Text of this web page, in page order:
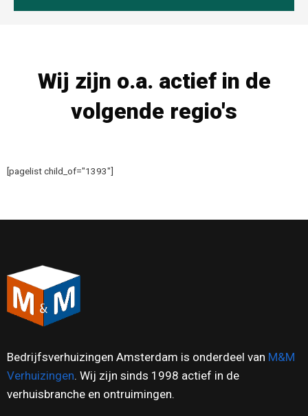
Wij zijn o.a. actief in de
volgende regio's
[pagelist child_of="1393"]
Bedrijfsverhuizingen Amsterdam is onderdeel van M&M
Verhuizingen. Wij zijn sinds 1998 actief in de
verhuisbranche en ontruimingen.